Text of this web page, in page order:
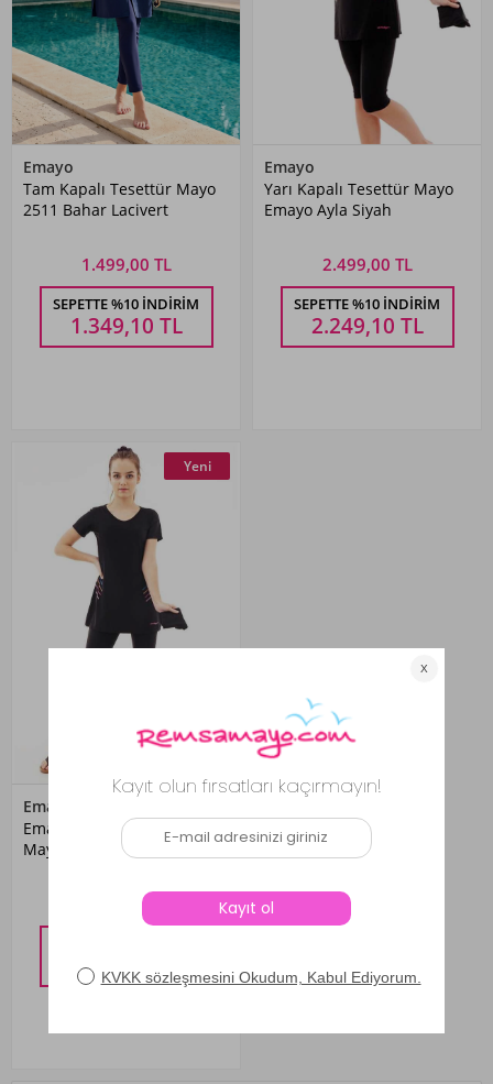
Emayo
Tam Kapalı Tesettür Mayo
2511 Bahar Lacivert
1.499,00 TL
SEPETTE %10 İNDIRIM
1.349,10 TL
Emayo
Yarı Kapalı Tesettür Mayo
Emayo Ayla Siyah
2.499,00 TL
SEPETTE %10 İNDIRIM
2.249,10 TL
Yeni
Emayo
Emayo Yarı Kapalı Tesettür
Mayo 1013 Ayla Siyah
2.499,00 TL
2.249,10 TL